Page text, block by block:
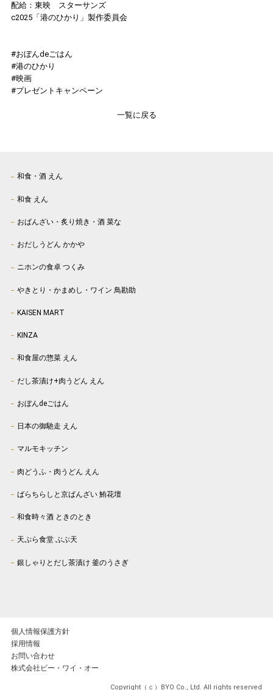
配給：東映 スターサンズ
c2025「港のひかり」製作委員会
#おぼんdeごはん
#港のひかり
#映画
#プレゼントキャンペーン
一覧に戻る
和食・酒 えん
和食 えん
おばんざい・炙り焼き・酒 菜な
おだしうどん かかや
ニホンの食卓 つくみ
やきとり・かまめし・ワイン 鳥勘助
KAISEN MART
KINZA
和食屋の惣菜 えん
だし茶漬け+肉うどん えん
おぼんdeごはん
日本の御馳走 えん
マルモキッチン
肉どうふ・肉うどん えん
ばらちらしと京ばんざい 鮪花壇
和食時々酒 ときのとき
天ぷら食堂 ぶぶ天
銀しゃりとだし茶漬け 釜のうさぎ
個人情報保護方針
採用情報
お問い合わせ
株式会社ビー・ワイ・オー
Copyright（ｃ）BYO Co., Ltd. All rights reserved